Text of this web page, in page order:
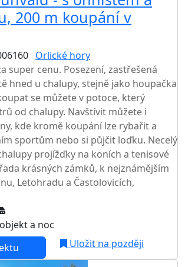
200 m koupání v
Orlické hory
super cenu. Posezení, zastřešená
hned u chalupy, stejně jako houpačka
se můžete v potoce, který
od chalupy. Navštívit můžete i
kde kromě koupání lze rybařit a
sportům nebo si půjčit loďku. Necelý
projížďky na koních a tenisové
krásných zámků, k nejznámějším
Letohradu a Častolovicích,
a noc
Uložit na později